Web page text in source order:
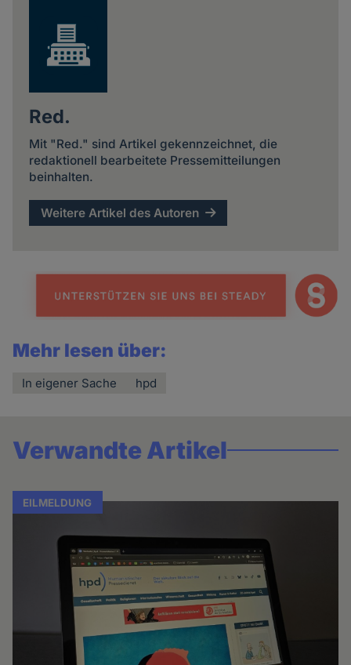
Red.
Mit "Red." sind Artikel gekennzeichnet, die
redaktionell bearbeitete Pressemitteilungen
beinhalten.
Weitere Artikel des Autoren
Mehr lesen über:
In eigener Sache hpd
Verwandte Artikel
EILMELDUNG